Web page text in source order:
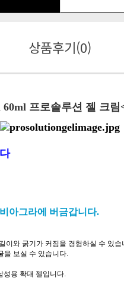
상품후기(0)
60ml 프로솔루션 젤 크
아그라에 버금갑니다.
이와 굵기가 커짐을 경험하실 수 있습
을 보실 수 있습니다.
성용 확대 젤입니다.